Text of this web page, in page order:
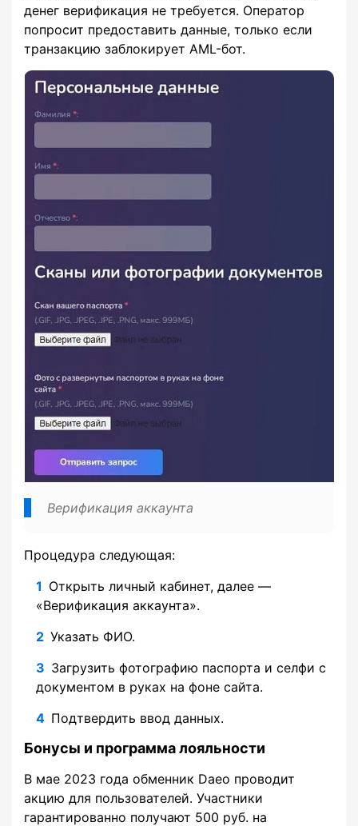
денег верификация не требуется. Оператор
попросит предоставить данные, только если
транзакцию заблокирует AML-бот.
Верификация аккаунта
Процедура следующая:
Открыть личный кабинет, далее —
«Верификация аккаунта».
Указать ФИО.
Загрузить фотографию паспорта и селфи с
документом в руках на фоне сайта.
Подтвердить ввод данных.
Бонусы и программа лояльности
В мае 2023 года обменник Daeo проводит
акцию для пользователей. Участники
гарантированно получают 500 руб. на